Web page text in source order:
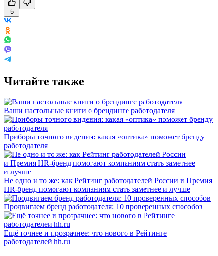
5
Читайте также
Ваши настольные книги о брендинге работодателя
Приборы точного видения: какая «оптика» поможет бренду
работодателя
Не одно и то же: как Рейтинг работодателей России и Премия
HR-бренд помогают компаниям стать заметнее и лучше
Продвигаем бренд работодателя: 10 проверенных способов
Ещё точнее и прозрачнее: что нового в Рейтинге
работодателей hh.ru